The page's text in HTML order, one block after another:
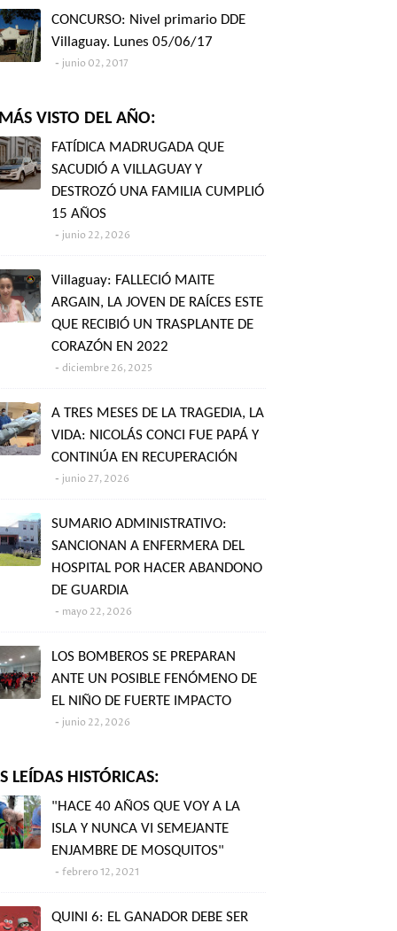
CONCURSO: Nivel primario DDE
Villaguay. Lunes 05/06/17
junio 02, 2017
VISTO DEL AÑO:
FATÍDICA MADRUGADA QUE
SACUDIÓ A VILLAGUAY Y
DESTROZÓ UNA FAMILIA CUMPLIÓ
15 AÑOS
junio 22, 2026
Villaguay: FALLECIÓ MAITE
ARGAIN, LA JOVEN DE RAÍCES ESTE
QUE RECIBIÓ UN TRASPLANTE DE
CORAZÓN EN 2022
diciembre 26, 2025
A TRES MESES DE LA TRAGEDIA, LA
VIDA: NICOLÁS CONCI FUE PAPÁ Y
CONTINÚA EN RECUPERACIÓN
junio 27, 2026
SUMARIO ADMINISTRATIVO:
SANCIONAN A ENFERMERA DEL
HOSPITAL POR HACER ABANDONO
DE GUARDIA
mayo 22, 2026
LOS BOMBEROS SE PREPARAN
ANTE UN POSIBLE FENÓMENO DE
EL NIÑO DE FUERTE IMPACTO
junio 22, 2026
LEÍDAS HISTÓRICAS:
"HACE 40 AÑOS QUE VOY A LA
ISLA Y NUNCA VI SEMEJANTE
ENJAMBRE DE MOSQUITOS"
febrero 12, 2021
QUINI 6: EL GANADOR DEBE SER